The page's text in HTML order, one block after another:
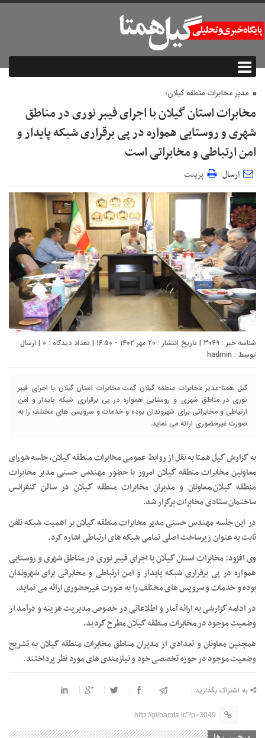
مدیر مخابرات منطقه گیلان؛
مخابرات استان گیلان با اجرای فیبر نوری در مناطق
شهری و روستایی همواره در پی برقراری شبکه پایدار و
امن ارتباطی و مخابراتی است
ارسال پرینت
شناسه خبر : ۳۰۴۹ | تاریخ انتشار : ۲۰ مهر ۱۴۰۲ - ۱۶:۵۰ | تعداد دیدگاه : ۰ | ارسال
توسط : hadmin
گیل همتا-مدیر مخابرات منطقه گیلان گفت:مخابرات استان گیلان با اجرای فیبر
نوری در مناطق شهری و روستایی همواره در پی برقراری شبکه پایدار و امن
ارتباطی و مخابراتی برای شهروندان بوده و خدمات و سرویس های مختلف را به
صورت غیرحضوری ارائه می نماید.
به گزارش گیل همتا به نقل از روابط عمومی مخابرات منطقه گیلان، جلسه شورای
معاونین مخابرات منطقه گیلان امروز با حضور مهندس حسنی مدیر مخابرات
منطقه گیلان،معاونان و مدیران مخابرات منطقه گیلان در سالن کنفرانس
ساختمان ستادی مخابرات برگزار شد.
در این جلسه مهندس حسنی مدیر مخابرات منطقه گیلان بر اهمیت شبکه تلفن
ثابت به عنوان زیرساخت اصلی تمامی شبکه های ارتباطی اشاره کرد.
وی افزود: مخابرات استان گیلان با اجرای فیبر نوری در مناطق شهری و روستایی
همواره در پی برقراری شبکه پایدار و امن ارتباطی و مخابراتی برای شهروندان
بوده و خدمات و سرویس های مختلف را به صورت غیرحضوری ارائه می نماید.
در ادامه گزارشی به ارائه آمار و اطلاعاتی در خصوص مدیریت هزینه و درآمد از
وضعیت موجود در مخابرات منطقه گیلان مطرح گردید‌.
همچنین معاونان و تعدادی از مدیران مناطق مخابرات منطقه گیلان به تشریح
وضعیت موجود در حوزه تخصصی خود و نیازمندی های مورد نظر پرداختند.
به اشتراک بگذارید :
http://gilhamta.ir/?p=3049